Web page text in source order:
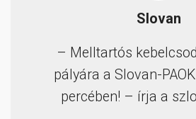
Slovan
– Melltartós
pályára a Slovan-
percében! – írja a